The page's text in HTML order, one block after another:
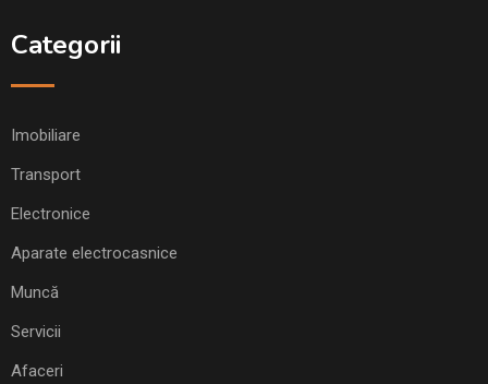
Categorii
Imobiliare
Transport
Electronice
Aparate electrocasnice
Muncă
Servicii
Afaceri